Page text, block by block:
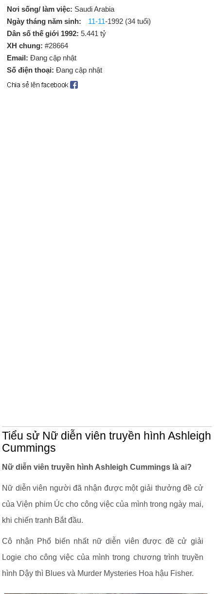
Nơi sống/ làm việc: Saudi Arabia
Ngày tháng năm sinh:
11-11-1992 (34 tuổi)
Dân số thế giới 1992: 5.441 tỷ
XH chung: #28664
Email: Đang cập nhật
Số điện thoại: Đang cập nhật
Tiểu sử Nữ diễn viên truyền hình Ashleigh
Cummings
Nữ diễn viên truyền hình Ashleigh Cummings là ai?
Nữ diễn viên người đã nhận được một giải thưởng đề cử
của Viện phim Úc cho công việc của mình trong ngày mai,
khi chiến tranh Bắt đầu.
Cô nhận Phổ biến nhất nữ diễn viên được đề cử giải
Logie cho công việc của mình trong chương trình truyền
hình Dậy thì Blues và Murder Mysteries Hoa hậu Fisher.